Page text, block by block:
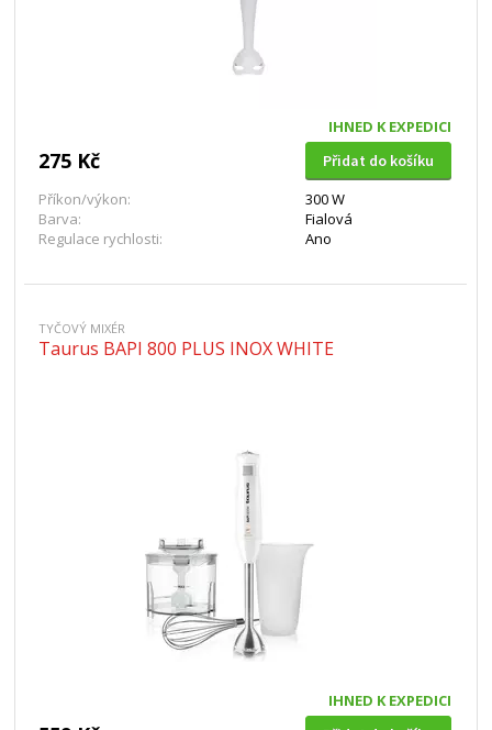
IHNED K EXPEDICI
275 Kč
Přidat do košíku
Příkon/výkon:
300 W
Barva:
Fialová
Regulace rychlosti:
Ano
TYČOVÝ MIXÉR
Taurus BAPI 800 PLUS INOX WHITE
IHNED K EXPEDICI